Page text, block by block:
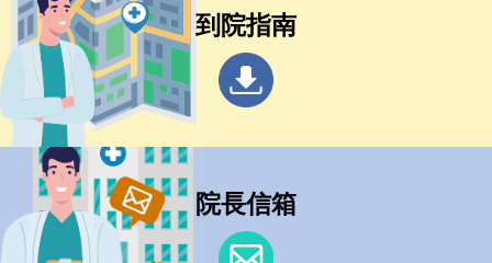
到院指南
院長信箱